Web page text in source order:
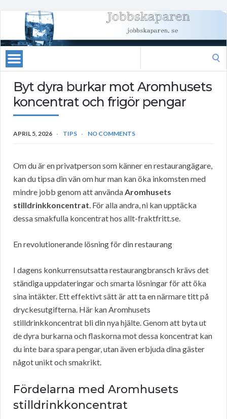
Byt dyra burkar mot Aromhusets
koncentrat och frigör pengar
APRIL 5, 2026 TIPS NO COMMENTS
Om du är en privatperson som känner en restaurangägare,
kan du tipsa din vän om hur man kan öka inkomsten med
mindre jobb genom att användaAromhusets
stilldrinkkoncentrat. För alla andra, ni kan upptäcka
dessa smakfulla koncentrat hos allt-fraktfritt.se.
En revolutionerande lösning för din restaurang
I dagens konkurrensutsatta restaurangbransch krävs det
ständiga uppdateringar och smarta lösningar för att öka
sina intäkter. Ett effektivt sätt är att ta en närmare titt på
dryckesutgifterna. Här kan Aromhusets
stilldrinkkoncentrat bli din nya hjälte. Genom att byta ut
de dyra burkarna och flaskorna mot dessa koncentrat kan
du inte bara spara pengar, utan även erbjuda dina gäster
något unikt och smakrikt.
Fördelarna med Aromhusets
stilldrinkkoncentrat